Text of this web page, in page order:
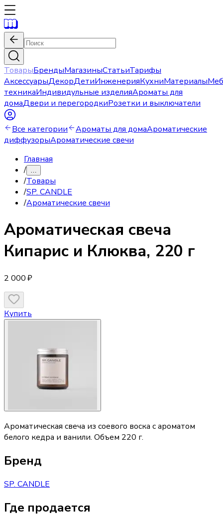
ТоварыБрендыМагазиныСтатьиТарифы
АксессуарыДекорДетиИнженерияКухниМатериалы
техникаИндивидульные изделияАроматы для
домаДвери и перегородкиРозетки и выключатели
Все категории Ароматы для домаАроматические
диффузорыАроматические свечи
Главная
/ …
/Товары
/SP. CANDLE
/Ароматические свечи
Ароматическая свеча
Кипарис и Клюква, 220 г
2 000 ₽
Купить
Ароматическая свеча из соевого воска с ароматом
белого кедра и ванили. Объем 220 г.
Бренд
SP. CANDLE
Где продается